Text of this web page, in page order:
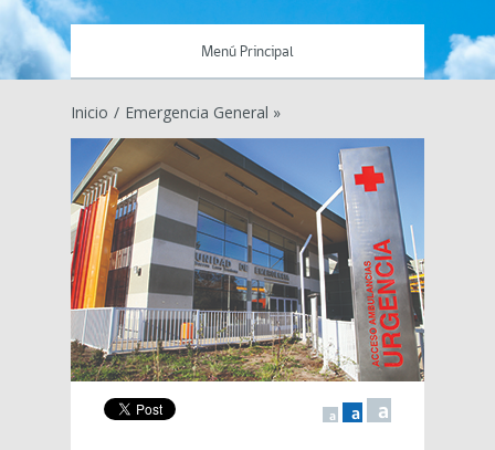
Menú Principal
Inicio / Emergencia General »
a a a